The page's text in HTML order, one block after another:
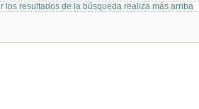
los resultados de la búsqueda realiza más arriba